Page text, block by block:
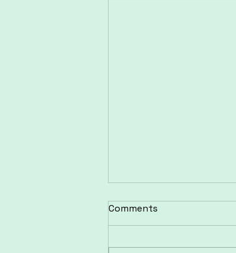
De verbinding met de
Comments